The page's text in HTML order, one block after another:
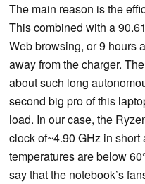
The main reason is the
This combined with a
Web browsing, or 9 hours
away from the charger.
about such long
second big pro of this
load. In our case, the
clock of~4.90 GHz in
temperatures are below
say that the notebook’s